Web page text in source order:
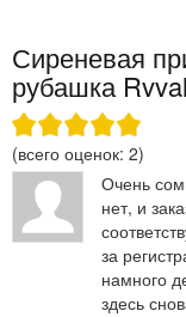
Сиреневая
рубашка
(всего оценок: 2)
Очень
нет, и
за
намного
здесь